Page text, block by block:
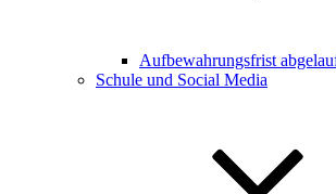
Aufbewahrungsfrist
Schule und Social Media